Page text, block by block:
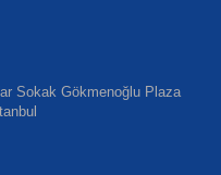
Sokak Gökmenoğlu Plaza